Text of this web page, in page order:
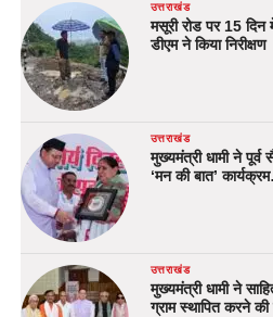
उत्तराखंड
मसूरी रोड पर 15
डीएम ने किया निरीक्षण
उत्तराखंड
मुख्यमंत्री धामी ने पूर्व
‘मन की बात’
उत्तराखंड
मुख्यमंत्री धामी ने
ग्राम स्थापित करने